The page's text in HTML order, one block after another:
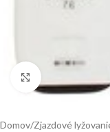
Klinite pre
Domov/Zjazdové